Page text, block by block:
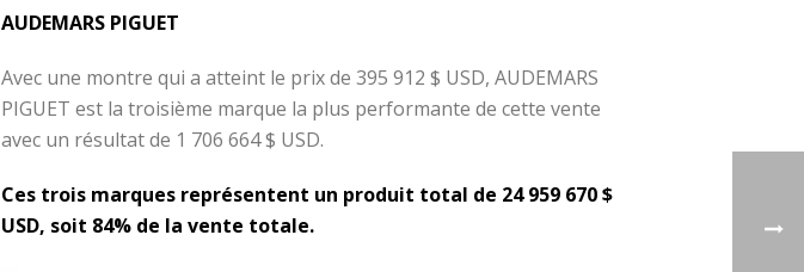
AUDEMARS PIGUET
Avec une montre qui a atteint le prix de 395 912 $ USD, AUDEMARS
PIGUET est la troisième marque la plus performante de cette vente
avec un résultat de 1 706 664 $ USD.
Ces trois marques représentent un produit total de 24 959 670 $
USD, soit 84% de la vente totale.